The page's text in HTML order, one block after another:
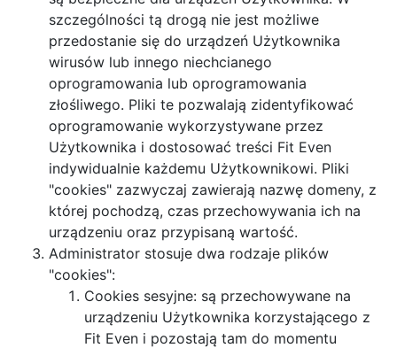
szczególności tą drogą nie jest możliwe
przedostanie się do urządzeń Użytkownika
wirusów lub innego niechcianego
oprogramowania lub oprogramowania
złośliwego. Pliki te pozwalają zidentyfikować
oprogramowanie wykorzystywane przez
Użytkownika i dostosować treści Fit Even
indywidualnie każdemu Użytkownikowi. Pliki
"cookies" zazwyczaj zawierają nazwę domeny, z
której pochodzą, czas przechowywania ich na
urządzeniu oraz przypisaną wartość.
Administrator stosuje dwa rodzaje plików
"cookies":
Cookies sesyjne: są przechowywane na
urządzeniu Użytkownika korzystającego z
Fit Even i pozostają tam do momentu